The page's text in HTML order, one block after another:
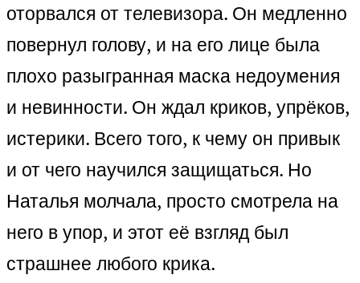
оторвался от телевизора. Он медленно
повернул голову, и на его лице была
плохо разыгранная маска недоумения
и невинности. Он ждал криков, упрёков,
истерики. Всего того, к чему он привык
и от чего научился защищаться. Но
Наталья молчала, просто смотрела на
него в упор, и этот её взгляд был
страшнее любого крика.